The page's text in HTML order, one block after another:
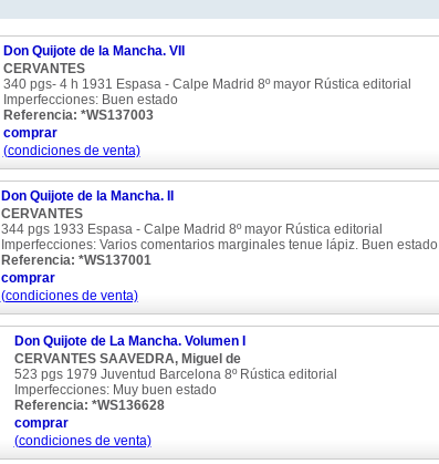
Don Quijote de la Mancha. VII
CERVANTES
340 pgs- 4 h 1931 Espasa - Calpe Madrid 8º mayor Rústica editorial
Imperfecciones: Buen estado
Referencia: *WS137003
comprar
(condiciones de venta)
Don Quijote de la Mancha. II
CERVANTES
344 pgs 1933 Espasa - Calpe Madrid 8º mayor Rústica editorial
Imperfecciones: Varios comentarios marginales tenue lápiz. Buen estado
Referencia: *WS137001
comprar
(condiciones de venta)
Don Quijote de La Mancha. Volumen I
CERVANTES SAAVEDRA, Miguel de
523 pgs 1979 Juventud Barcelona 8º Rústica editorial
Imperfecciones: Muy buen estado
Referencia: *WS136628
comprar
(condiciones de venta)